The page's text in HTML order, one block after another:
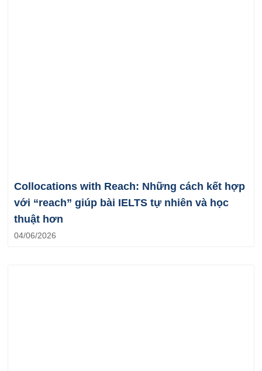
Collocations with Reach: Những cách kết hợp
với “reach” giúp bài IELTS tự nhiên và học
thuật hơn
04/06/2026